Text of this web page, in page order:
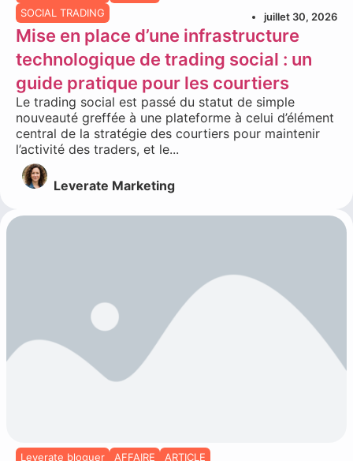
SOCIAL TRADING
juillet 30, 2026
Mise en place d’une infrastructure
technologique de trading social : un
guide pratique pour les courtiers
Le trading social est passé du statut de simple
nouveauté greffée à une plateforme à celui d’élément
central de la stratégie des courtiers pour maintenir
l’activité des traders, et le...
Leverate Marketing
Leverate bloguer AFFAIRE ARTICLE